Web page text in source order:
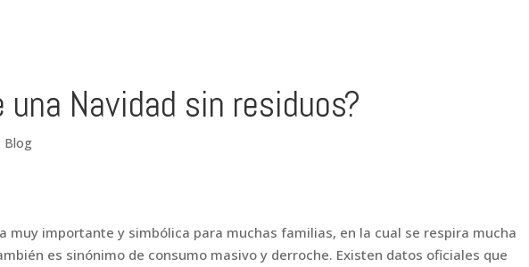
Navidad sin residuos?
Blog
muy importante y simbólica para muchas familias, en la cual se respira mucha
es sinónimo de consumo masivo y derroche. Existen datos oficiales que